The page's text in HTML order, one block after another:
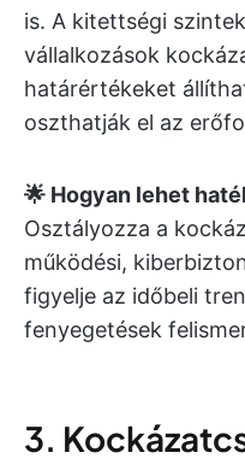
is. A kitettségi
vállalkozások
határértékeket
oszthatják el az
🌟 Hogyan lehet
Osztályozza a
működési,
figyelje az időbeli
fenyegetések
3.